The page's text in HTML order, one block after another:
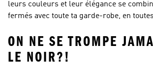
leurs couleurs et leur élégance se
fermés avec toute ta garde-robe, en
ON NE SE TROMPE
LE NOIR?!